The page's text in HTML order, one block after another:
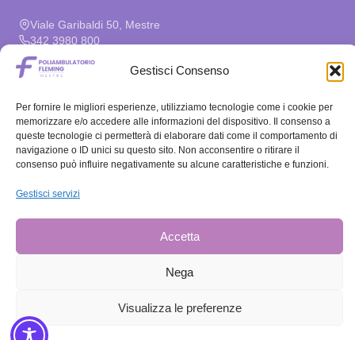
Gestisci Consenso
Per fornire le migliori esperienze, utilizziamo tecnologie come i cookie per
memorizzare e/o accedere alle informazioni del dispositivo. Il consenso a
queste tecnologie ci permetterà di elaborare dati come il comportamento di
navigazione o ID unici su questo sito. Non acconsentire o ritirare il
consenso può influire negativamente su alcune caratteristiche e funzioni.
Gestisci servizi
Accetta
Nega
Visualizza le preferenze
Viale Garibaldi 50, Mestre
342 3980 800
prenota@poliambulatoriofleming.it
Lun – Ven
08:30–13:00 / 14:00–19:00
Sabato
08:30–11:30
Domenica
Chiuso
PRIVACY E MODULI
Informativa Privacy e Cookie
Sanitario Dott. Daniele Bianchi · P.IVA 04346430277
Designed by